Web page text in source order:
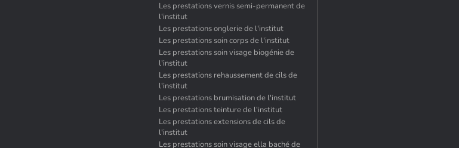
Les prestations vernis semi-permanent de
l'institut
Les prestations onglerie de l'institut
Les prestations soin corps de l'institut
Les prestations soin visage biogénie de
l'institut
Les prestations rehaussement de cils de
l'institut
Les prestations brumisation de l'institut
Les prestations teinture de l'institut
Les prestations extensions de cils de
l'institut
Les prestations soin visage ella baché de